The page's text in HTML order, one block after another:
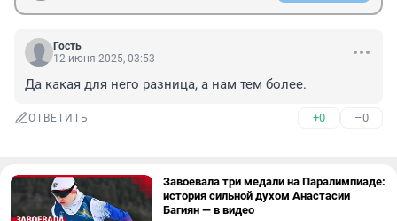
Гость
12 июня 2025, 03:53
Да какая для него разница, а нам тем более.
ОТВЕТИТЬ +0 –0
Завоевала три медали на Паралимпиаде:
история сильной духом Анастасии
Багиян — в видео